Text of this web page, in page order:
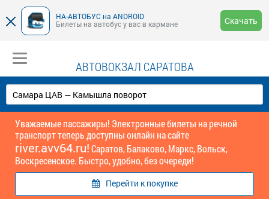
НА-АВТОБУС на ANDROID
Билеты на автобус у вас в кармане
Скачать
АВТОВОКЗАЛ САРАТОВА
Уважаемые пассажиры! Электронные билеты на речной
транспорт теперь доступны онлайн на сайте
river.avv64.ru!Саратов, Балаково, Маркс, Вольск,
Воскресенское. Быстро, удобно, без очереди!
Перейти к покупке